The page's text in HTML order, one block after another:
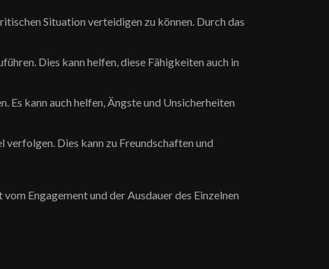
Situation verteidigen zu können. Durch das
Dies kann helfen, diese Fähigkeiten auch in
Es kann auch helfen, Ängste und Unsicherheiten
Dies kann zu Freundschaften und
Engagement und der Ausdauer des Einzelnen